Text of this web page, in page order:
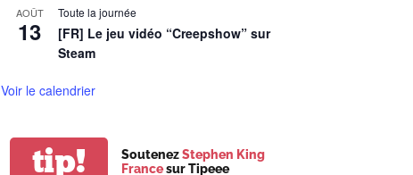
AOÛT
13
Toute la journée
[FR] Le jeu vidéo “Creepshow” sur
Steam
Voir le calendrier
tip! SoutenezStephen King
Francesur Tipeee